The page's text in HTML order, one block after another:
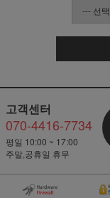
고객센터
070-4416-7734
평일 10:00 ~ 17:00
주말,공휴일 휴무